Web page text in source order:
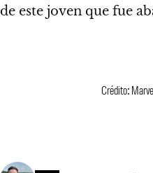
de este joven que fue
Crédito: